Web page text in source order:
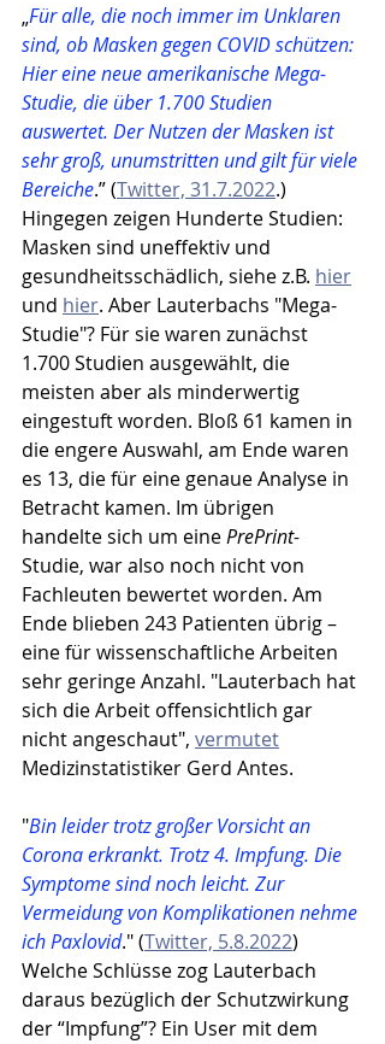
„Für alle, die noch immer im Unklaren
sind, ob Masken gegen COVID schützen:
Hier eine neue amerikanische Mega-
Studie, die über 1.700 Studien
auswertet. Der Nutzen der Masken ist
sehr groß, unumstritten und gilt für viele
Bereiche.” (Twitter, 31.7.2022.)
Hingegen zeigen Hunderte Studien:
Masken sind uneffektiv und
gesundheitsschädlich, siehe z.B. hier
und hier. Aber Lauterbachs "Mega-
Studie"? Für sie waren zunächst
1.700 Studien ausgewählt, die
meisten aber als minderwertig
eingestuft worden. Bloß 61 kamen in
die engere Auswahl, am Ende waren
es 13, die für eine genaue Analyse in
Betracht kamen. Im übrigen
handelte sich um eine PrePrint-
Studie, war also noch nicht von
Fachleuten bewertet worden. Am
Ende blieben 243 Patienten übrig –
eine für wissenschaftliche Arbeiten
sehr geringe Anzahl. "Lauterbach hat
sich die Arbeit offensichtlich gar
nicht angeschaut", vermutet
Medizinstatistiker Gerd Antes.
"Bin leider trotz großer Vorsicht an
Corona erkrankt. Trotz 4. Impfung. Die
Symptome sind noch leicht. Zur
Vermeidung von Komplikationen nehme
ich Paxlovid." (Twitter, 5.8.2022)
Welche Schlüsse zog Lauterbach
daraus bezüglich der Schutzwirkung
der “Impfung”? Ein User mit dem